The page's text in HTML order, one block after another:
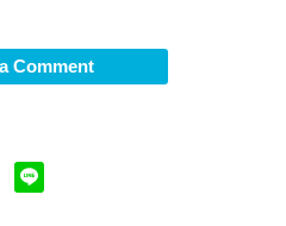
Comment